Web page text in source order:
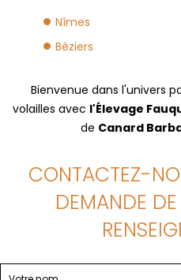
Nîmes
Béziers
Bienvenue dans l'univers
volailles avec l'Élevage
de Canard
CONTACTEZ-
DEMANDE